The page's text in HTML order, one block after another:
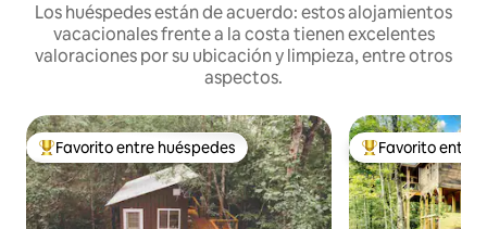
Los huéspedes están de acuerdo: estos alojamientos
vacacionales frente a la costa tienen excelentes
valoraciones por su ubicación y limpieza, entre otros
aspectos.
Favorito entre huéspedes preferido
Favorito entre huéspedes Favorito entre
Favorito entre